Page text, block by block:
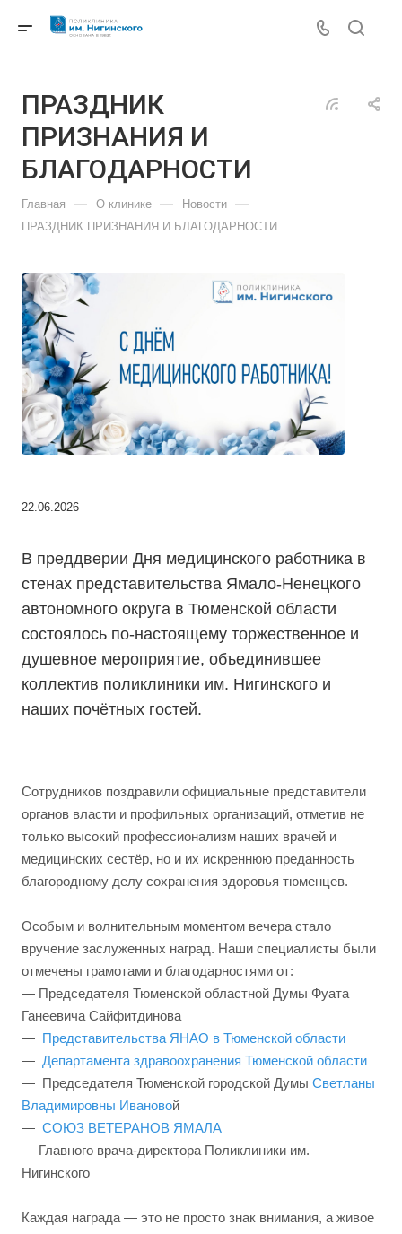
ПРАЗДНИК
ПРИЗНАНИЯ И
БЛАГОДАРНОСТИ
Главная — О клинике — Новости —
ПРАЗДНИК ПРИЗНАНИЯ И БЛАГОДАРНОСТИ
22.06.2026
В преддверии Дня медицинского работника в
стенах представительства Ямало-Ненецкого
автономного округа в Тюменской области
состоялось по-настоящему торжественное и
душевное мероприятие, объединившее
коллектив поликлиники им. Нигинского и
наших почётных гостей.
Сотрудников поздравили официальные представители
органов власти и профильных организаций, отметив не
только высокий профессионализм наших врачей и
медицинских сестёр, но и их искреннюю преданность
благородному делу сохранения здоровья тюменцев.
Особым и волнительным моментом вечера стало
вручение заслуженных наград. Наши специалисты были
отмечены грамотами и благодарностями от:
— Председателя Тюменской областной Думы Фуата
Ганеевича Сайфитдинова
— Представительства ЯНАО в Тюменской области
— Департамента здравоохранения Тюменской области
— Председателя Тюменской городской Думы Светланы
Владимировны Ивановой
— СОЮЗ ВЕТЕРАНОВ ЯМАЛА
— Главного врача-директора Поликлиники им.
Нигинского
Каждая награда — это не просто знак внимания, а живое